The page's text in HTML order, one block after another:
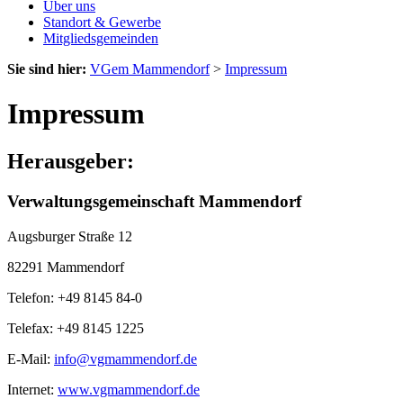
Über uns
Standort & Gewerbe
Mitgliedsgemeinden
Sie sind hier: VGem Mammendorf> Impressum
Impressum
Herausgeber:
Verwaltungsgemeinschaft Mammendorf
Augsburger Straße 12
82291 Mammendorf
Telefon: +49 8145 84-0
Telefax: +49 8145 1225
E-Mail: info@vgmammendorf.de
Internet: www.vgmammendorf.de